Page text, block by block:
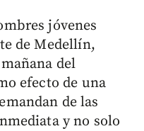
jóvenes
de Medellín,
del
efecto de una
de las
y no solo